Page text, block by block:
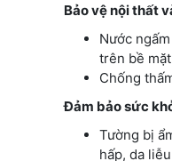
Bảo vệ nội thất
Nước
trên bề
Chống
Đảm bảo sức
Tường bị
hấp, da